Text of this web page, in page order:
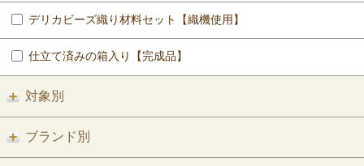
デリカビーズ織り材料セット【織機使用】
仕立て済みの箱入り【完成品】
対象別
ブランド別